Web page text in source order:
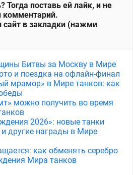
Тогда поставь ей лайк, и не
комментарий.
в закладки (нажми
Битвы за Москву в Мире
и поездка на офлайн-финал
мрамор» в Мире танков: как
можно получить во время
2026»: новые танки
и другие награды в Мире
как обменять серебро
Мира танков